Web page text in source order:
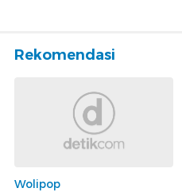
Rekomendasi
Wolipop